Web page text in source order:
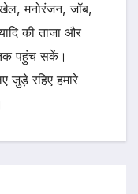
मनोरंजन, जॉब,
की ताजा और
पहुंच सकें।
जुड़े रहिए हमारे